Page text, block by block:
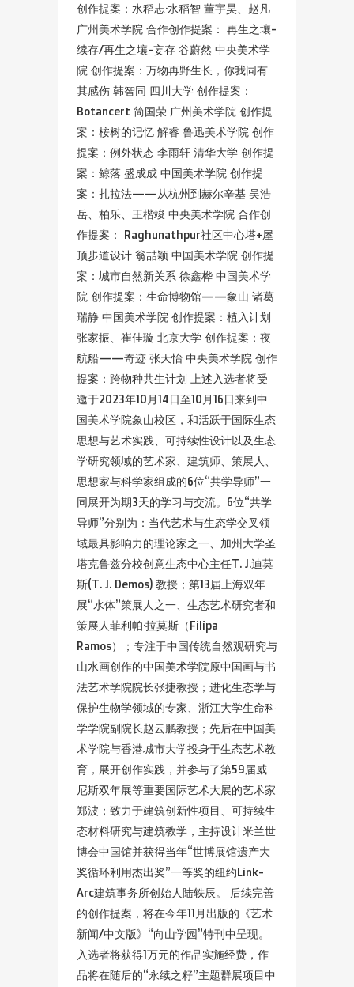
创作提案：水稻志·水稻智 董宇昊、赵凡
广州美术学院 合作创作提案： 再生之壤-
续存/再生之壤-妄存 谷蔚然 中央美术学
院 创作提案：万物再野生长，你我同有
其感伤 韩智同 四川大学 创作提案：
Botancert 简国荣 广州美术学院 创作提
案：桉树的记忆 解睿 鲁迅美术学院 创作
提案：例外状态 李雨轩 清华大学 创作提
案：鲸落 盛成成 中国美术学院 创作提
案：扎拉法——从杭州到赫尔辛基 吴浩
岳、柏乐、王楷竣 中央美术学院 合作创
作提案： Raghunathpur社区中心塔+屋
顶步道设计 翁喆颖 中国美术学院 创作提
案：城市自然新关系 徐鑫桦 中国美术学
院 创作提案：生命博物馆——象山 诸葛
瑞静 中国美术学院 创作提案：植入计划
张家振、崔佳璇 北京大学 创作提案：夜
航船——奇迹 张天怡 中央美术学院 创作
提案：跨物种共生计划 上述入选者将受
邀于2023年10月14日至10月16日来到中
国美术学院象山校区，和活跃于国际生态
思想与艺术实践、可持续性设计以及生态
学研究领域的艺术家、建筑师、策展人、
思想家与科学家组成的6位“共学导师”一
同展开为期3天的学习与交流。6位“共学
导师”分别为：当代艺术与生态学交叉领
域最具影响力的理论家之一、加州大学圣
塔克鲁兹分校创意生态中心主任T. J.迪莫
斯(T. J. Demos) 教授；第13届上海双年
展“水体”策展人之一、生态艺术研究者和
策展人菲利帕·拉莫斯（Filipa
Ramos）；专注于中国传统自然观研究与
山水画创作的中国美术学院原中国画与书
法艺术学院院长张捷教授；进化生态学与
保护生物学领域的专家、浙江大学生命科
学学院副院长赵云鹏教授；先后在中国美
术学院与香港城市大学投身于生态艺术教
育，展开创作实践，并参与了第59届威
尼斯双年展等重要国际艺术大展的艺术家
郑波；致力于建筑创新性项目、可持续生
态材料研究与建筑教学，主持设计米兰世
博会中国馆并获得当年“世博展馆遗产大
奖循环利用杰出奖”一等奖的纽约Link-
Arc建筑事务所创始人陆轶辰。 后续完善
的创作提案，将在今年11月出版的《艺术
新闻/中文版》“向山学园”特刊中呈现。
入选者将获得1万元的作品实施经费，作
品将在随后的“永续之籽”主题群展项目中